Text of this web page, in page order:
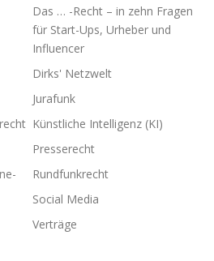
Das … -Recht – in zehn Fragen
für Start-Ups, Urheber und
Influencer
Dirks' Netzwelt
Jurafunk
Künstliche Intelligenz (KI)
Presserecht
Rundfunkrecht
Social Media
Verträge